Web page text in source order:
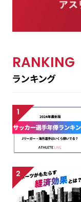
RANKING
ランキング